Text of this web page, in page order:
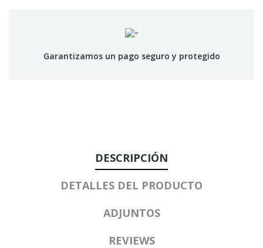
Garantizamos un pago seguro y protegido
DESCRIPCIÓN
DETALLES DEL PRODUCTO
ADJUNTOS
REVIEWS